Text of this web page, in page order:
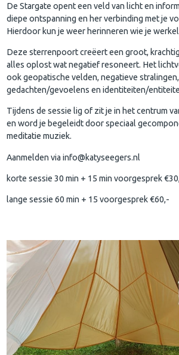
De Stargate opent een veld van licht en
diepe ontspanning en her verbinding met je
Hierdoor kun je weer herinneren wie je
Deze sterrenpoort creëert een groot,
alles oplost wat negatief resoneert. Het
ook geopatische velden, negatieve
gedachten/gevoelens en identiteiten/
Tijdens de sessie lig of zit je in het centrum
en word je begeleidt door speciaal
meditatie muziek.
Aanmelden via info@katyseegers.nl
korte sessie 30 min + 15 min voorgesprek
lange sessie 60 min + 15 voorgesprek €60,-